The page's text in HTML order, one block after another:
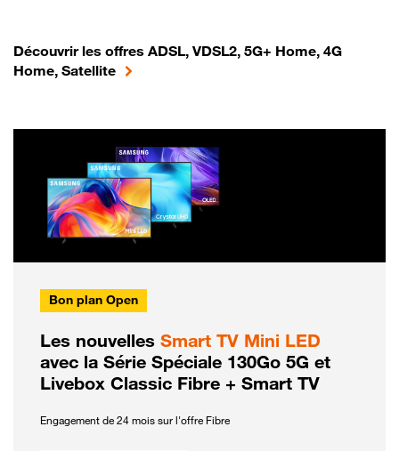
Découvrir les offres ADSL, VDSL2, 5G+ Home, 4G
Home, Satellite
Bon plan Open
Les nouvelles Smart TV Mini LED
avec la Série Spéciale 130Go 5G et
Livebox Classic Fibre + Smart TV
Engagement de 24 mois sur l'offre Fibre